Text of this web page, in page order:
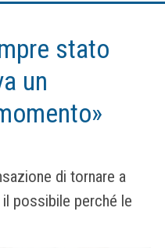
stato
un
di tornare a
possibile perché le